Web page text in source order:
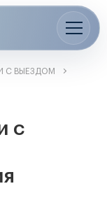
С ВЫЕЗДОМ
с